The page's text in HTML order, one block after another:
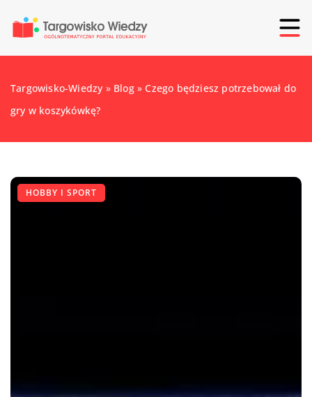
Targowisko-Wiedzy » Blog»Czego będziesz potrzebował do
gry w koszykówkę?
HOBBY I SPORT